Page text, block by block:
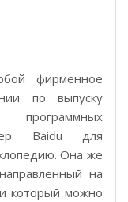
фирменное
по выпуску
программных
Baidu для
Она же
на
который можно